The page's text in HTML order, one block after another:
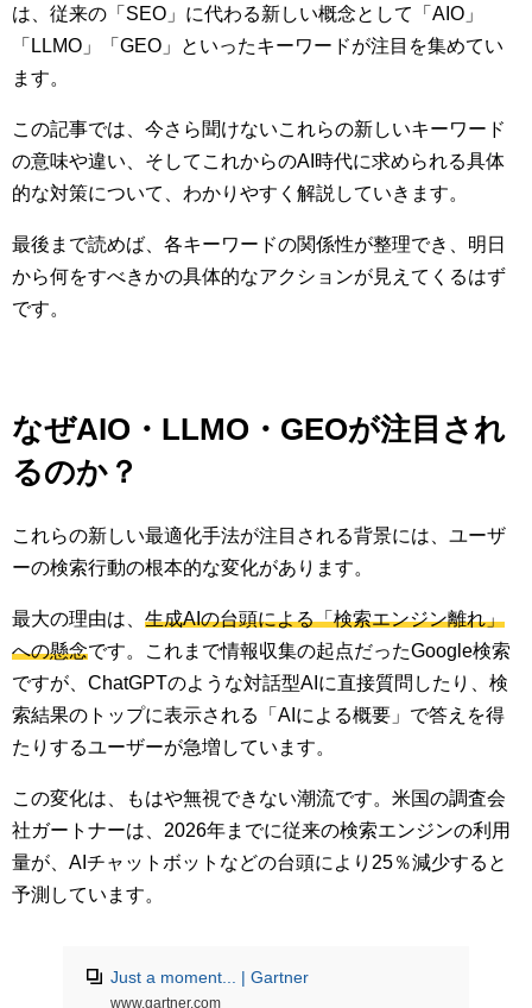
は、従来の「SEO」に代わる新しい概念として「AIO」
「LLMO」「GEO」といったキーワードが注目を集めてい
ます。
この記事では、今さら聞けないこれらの新しいキーワード
の意味や違い、そしてこれからのAI時代に求められる具体
的な対策について、わかりやすく解説していきます。
最後まで読めば、各キーワードの関係性が整理でき、明日
から何をすべきかの具体的なアクションが見えてくるはず
です。
なぜAIO・LLMO・GEOが注目され
るのか？
これらの新しい最適化手法が注目される背景には、ユーザ
ーの検索行動の根本的な変化があります。
最大の理由は、 生成AIの台頭による「検索エンジン離れ」
への懸念です。これまで情報収集の起点だったGoogle検索
ですが、ChatGPTのような対話型AIに直接質問したり、検
索結果のトップに表示される「AIによる概要」で答えを得
たりするユーザーが急増しています。
この変化は、もはや無視できない潮流です。米国の調査会
社ガートナーは、2026年までに従来の検索エンジンの利用
量が、AIチャットボットなどの台頭により25％減少すると
予測しています。
Just a moment... | Gartner
www.gartner.com